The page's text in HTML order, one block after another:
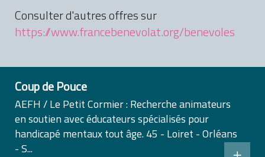
Consulter d'autres offres sur
https://www.francebenevolat.org/benevoles
Coup de Pouce
AEFH / Le Petit Cormier : Recherche animateurs
en soutien avec éducateurs spécialisés pour
handicapé mentaux tout âge. 45 - Loiret - Orléans
- S...